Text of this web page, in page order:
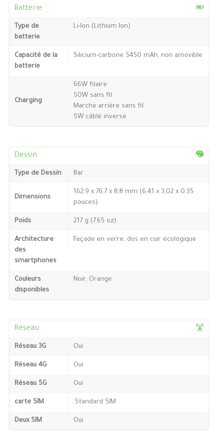
Batterie
Type de
batterie
Li-Ion (Lithium Ion)
Capacité de la
batterie
Silicium-carbone 5450 mAh, non amovible
Charging
66W filaire
50W sans fil
Marche arrière sans fil
5W câblé inversé
Dessin
Type de Dessin Bar
Dimensions
162,9 x 76,7 x 8,8 mm (6,41 x 3,02 x 0,35
pouces)
Poids 217 g (7.65 oz)
Architecture
des
smartphones
Façade en verre, dos en cuir écologique
Couleurs
disponibles
Noir, Orange
Réseau
Réseau 3G Oui
Réseau 4G Oui
Réseau 5G Oui
carte SIM `Standard SIM
Deux SIM Oui